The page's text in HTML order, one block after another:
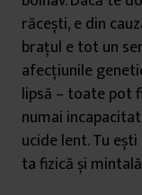
răcești, e din
brațul e tot un
afecțiunile
lipsă – toate pot
numai
ucide lent. Tu
ta fizică și